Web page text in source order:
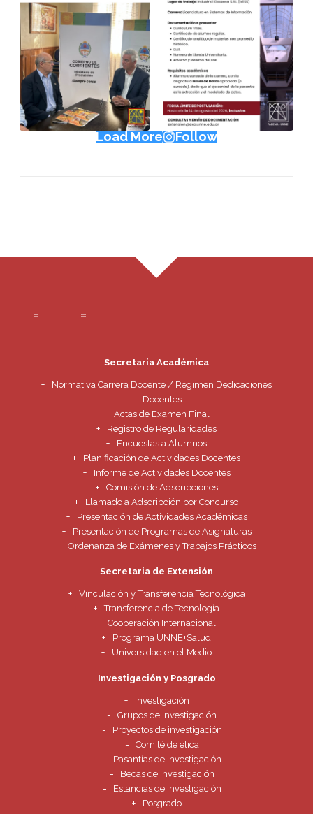
Load More Follow
Secretaria Académica
Normativa Carrera Docente / Régimen Dedicaciones
Docentes
Actas de Examen Final
Registro de Regularidades
Encuestas a Alumnos
Planificación de Actividades Docentes
Informe de Actividades Docentes
Comisión de Adscripciones
Llamado a Adscripción por Concurso
Presentación de Actividades Académicas
Presentación de Programas de Asignaturas
Ordenanza de Exámenes y Trabajos Prácticos
Secretaria de Extensión
Vinculación y Transferencia Tecnológica
Transferencia de Tecnología
Cooperación Internacional
Programa UNNE+Salud
Universidad en el Medio
Investigación y Posgrado
Investigación
Grupos de investigación
Proyectos de investigación
Comité de ética
Pasantías de investigación
Becas de investigación
Estancias de investigación
Posgrado